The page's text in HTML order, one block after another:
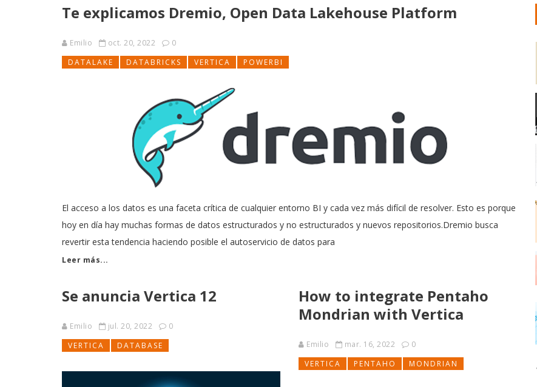
Te explicamos Dremio, Open Data Lakehouse Platform
Emilio oct. 20, 2022
0
DATALAKE
DATABRICKS VERTICA POWERBI
El acceso a los datos es una faceta crítica de cualquier entorno BI y cada vez más difícil de resolver. Esto es porque
hoy en día hay muchas formas de datos estructurados y no estructurados y nuevos repositorios.Dremio busca
revertir esta tendencia haciendo posible el autoservicio de datos para
Leer más...
Se anuncia Vertica 12
Emilio jul. 20, 2022
0
VERTICA
DATABASE
How to integrate Pentaho
Mondrian with Vertica
Emilio mar. 16, 2022
0
VERTICA
PENTAHO MONDRIAN